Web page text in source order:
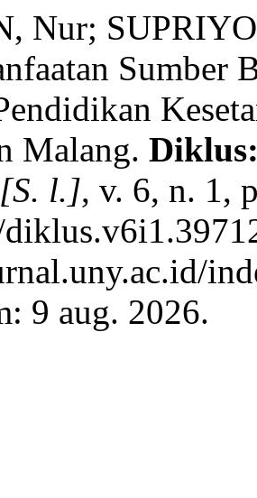
Nur;
Sumber
Malang.
[S. l.], v. 6, n. 1,
9 aug. 2026.